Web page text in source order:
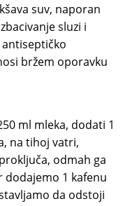
suv, naporan
sluzi i
antiseptičko
bržem oporavku
ml mleka, dodati 1
na tihoj vatri,
odmah ga
dodajemo 1 kafenu
da odstoji